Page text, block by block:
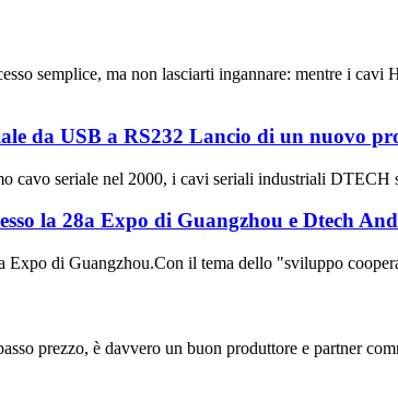
semplice, ma non lasciarti ingannare: mentre i
da USB a RS232 Lancio di un nuovo
cavo seriale nel 2000, i cavi seriali industriali
la 28a Expo di Guangzhou e Dtech And
Expo di Guangzhou.Con il tema dello "sviluppo
prezzo, è davvero un buon produttore e partner